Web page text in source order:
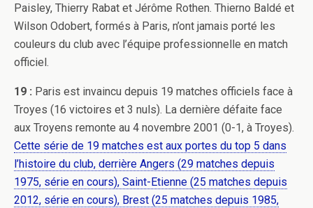
Paisley, Thierry Rabat et Jérôme Rothen. Thierno Baldé et
Wilson Odobert, formés à Paris, n’ont jamais porté les
couleurs du club avec l’équipe professionnelle en match
officiel.
19 : Paris est invaincu depuis 19 matches officiels face à
Troyes (16 victoires et 3 nuls). La dernière défaite face
aux Troyens remonte au 4 novembre 2001 (0-1, à Troyes).
Cette série de 19 matches est aux portes du top 5 dans
l’histoire du club, derrière Angers (29 matches depuis
1975, série en cours), Saint-Etienne (25 matches depuis
2012, série en cours), Brest (25 matches depuis 1985,